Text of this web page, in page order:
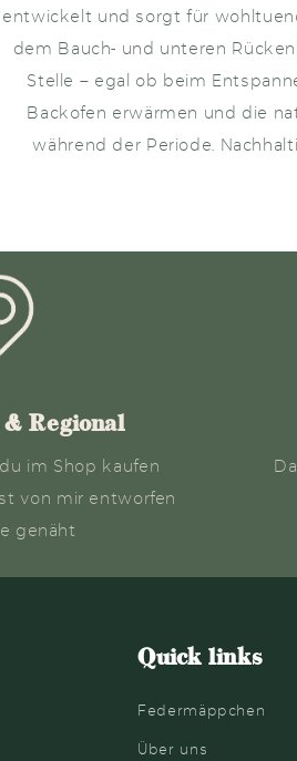
entwickelt und sorgt für
dem Bauch- und unteren
Stelle – egal ob beim
Backofen erwärmen und die
während der Periode.
Regional
im Shop kaufen
von mir entworfen
genäht
Quick links
Federmäppchen
Über uns